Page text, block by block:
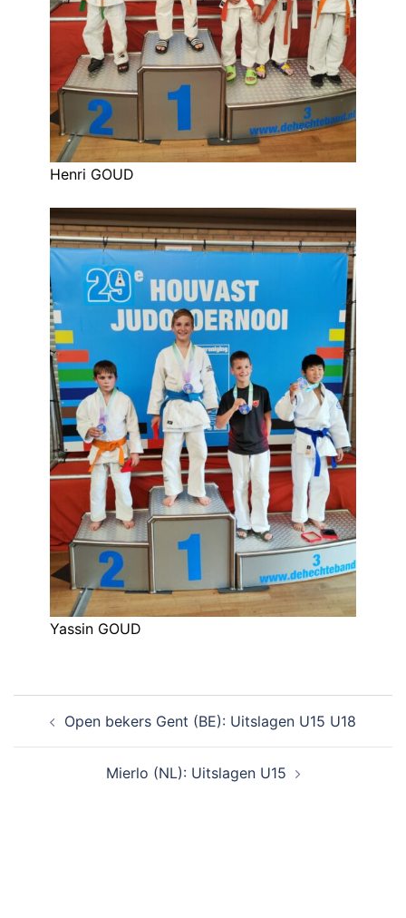
Henri GOUD
Yassin GOUD
Open bekers Gent (BE): Uitslagen U15 U18
Mierlo (NL): Uitslagen U15